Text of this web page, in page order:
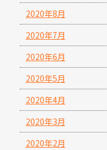
2020年8月
2020年7月
2020年6月
2020年5月
2020年4月
2020年3月
2020年2月